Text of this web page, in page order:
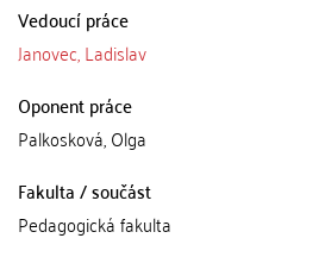
Vedoucí práce
Janovec, Ladislav
Oponent práce
Palkosková, Olga
Fakulta / součást
Pedagogická fakulta